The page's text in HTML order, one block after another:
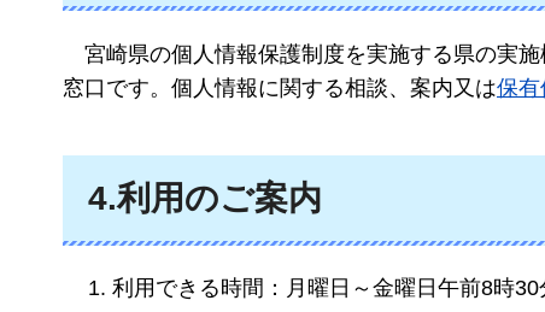
宮崎県の個人情報保護制度を実施する県の実
窓口です。個人情報に関する相談、案内又は保有
4.利用のご案内
利用できる時間：月曜日～金曜日午前8時30